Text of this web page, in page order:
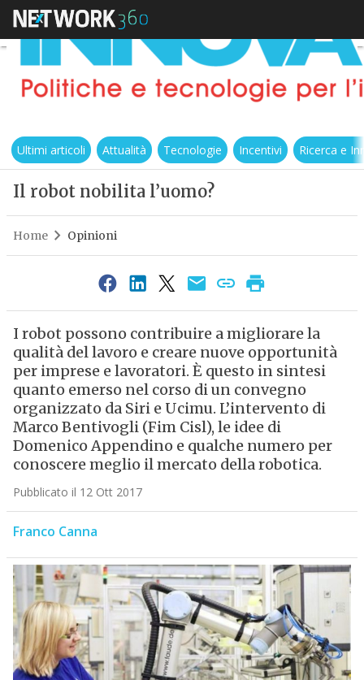
Ultimi articoli Attualità Tecnologie Incentivi Ricerca e
Il robot nobilita l’uomo?
Home Opinioni
I robot possono contribuire a migliorare la
qualità del lavoro e creare nuove opportunità
per imprese e lavoratori. È questo in sintesi
quanto emerso nel corso di un convegno
organizzato da Siri e Ucimu. L’intervento di
Marco Bentivogli (Fim Cisl), le idee di
Domenico Appendino e qualche numero per
conoscere meglio il mercato della robotica.
Pubblicato il 12 Ott 2017
Franco Canna